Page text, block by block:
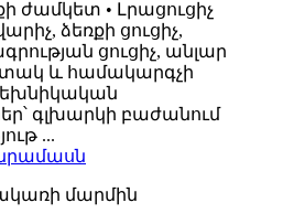
• Լրացուցիչ
ձեռքի ցուցիչ,
ցուցիչ, անլար
և համակարգչի
գլխարկի բաժանում
...